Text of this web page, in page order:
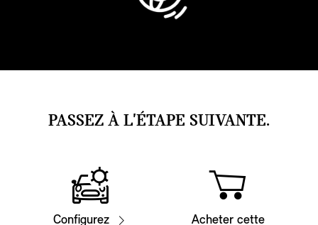
PASSEZ À L'ÉTAPE SUIVANTE.
Configurez
Acheter cette